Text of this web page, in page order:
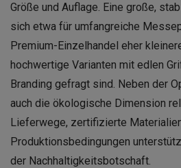
Größe und Auflage. Eine große,
sich etwa für umfangreiche
Premium-Einzelhandel eher
hochwertige Varianten mit edlen
Branding gefragt sind. Neben der
auch die ökologische Dimension
Lieferwege, zertifizierte
Produktionsbedingungen
der Nachhaltigkeitsbotschaft.